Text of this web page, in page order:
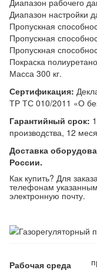
Диапазон настройки
Пропускная
Пропускная
Пропускная
Покраска
Масса 300 кг.
Сертификация:
ТР ТС 010/2011 «О
Гарантийный срок:
производства, 12
Доставка
России.
Как купить? Для
телефонам
электронную почту.
Рабочая среда